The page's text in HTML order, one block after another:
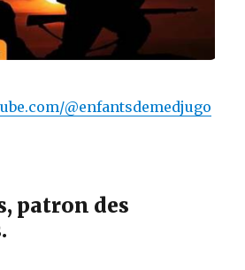
@enfantsdemedjugo
patron des